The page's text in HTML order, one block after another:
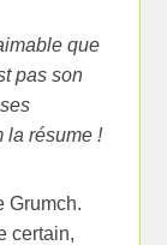
que
pas son
la résume !
Grumch.
certain,